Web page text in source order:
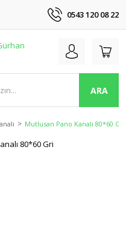
0543 120 08 22
ARA
Mutlusan Pano Kanalı 80*60 Gri